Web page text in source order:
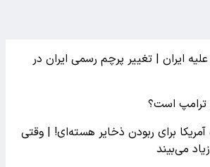
ایران | تغییر پرچم رسمی ایران در
ترامپ است؟
آمریکا برای ربودن ذخایر هسته‌ای! | وقتی
می‌بیند